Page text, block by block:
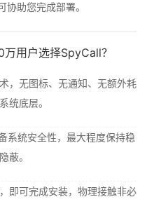
协助您完成部署。
用户选择SpyCall？
，无图标、无通知、无额外耗
统底层。
系统安全性，最大程度保持稳
蔽。
即可完成安装，物理接触非必